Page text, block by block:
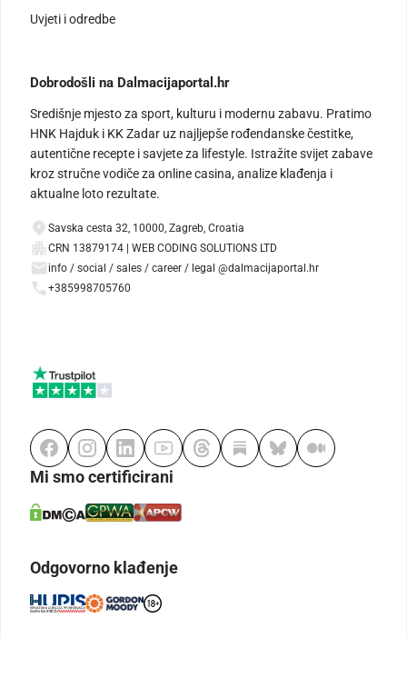
Uvjeti i odredbe
Dobrodošli na Dalmacijaportal.hr
Središnje mjesto za sport, kulturu i modernu zabavu. Pratimo
HNK Hajduk i KK Zadar uz najljepše rođendanske čestitke,
autentične recepte i savjete za lifestyle. Istražite svijet zabave
kroz stručne vodiče za online casina, analize klađenja i
aktualne loto rezultate.
Savska cesta 32, 10000, Zagreb, Croatia
CRN 13879174 | WEB CODING SOLUTIONS LTD
info / social / sales / career / legal @dalmacijaportal.hr
+385998705760
Mi smo certificirani
Odgovorno klađenje